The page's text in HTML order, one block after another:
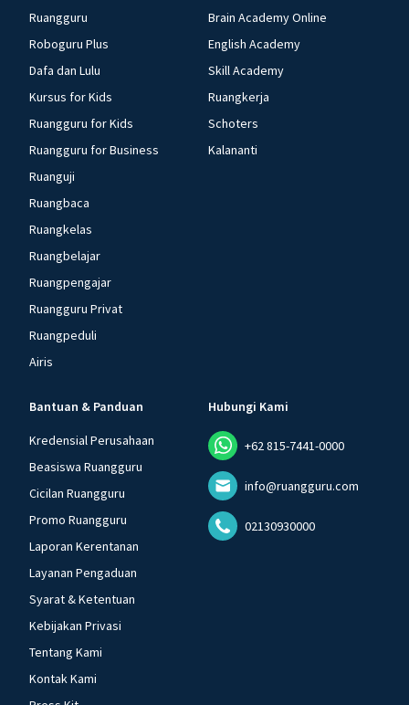
Ruangguru
Roboguru Plus
Dafa dan Lulu
Kursus for Kids
Ruangguru for Kids
Ruangguru for Business
Ruanguji
Ruangbaca
Ruangkelas
Ruangbelajar
Ruangpengajar
Ruangguru Privat
Ruangpeduli
Airis
Brain Academy Online
English Academy
Skill Academy
Ruangkerja
Schoters
Kalananti
Bantuan & Panduan
Kredensial Perusahaan
Beasiswa Ruangguru
Cicilan Ruangguru
Promo Ruangguru
Laporan Kerentanan
Layanan Pengaduan
Syarat & Ketentuan
Kebijakan Privasi
Tentang Kami
Kontak Kami
Hubungi Kami
+62 815-7441-0000
info@ruangguru.com
02130930000